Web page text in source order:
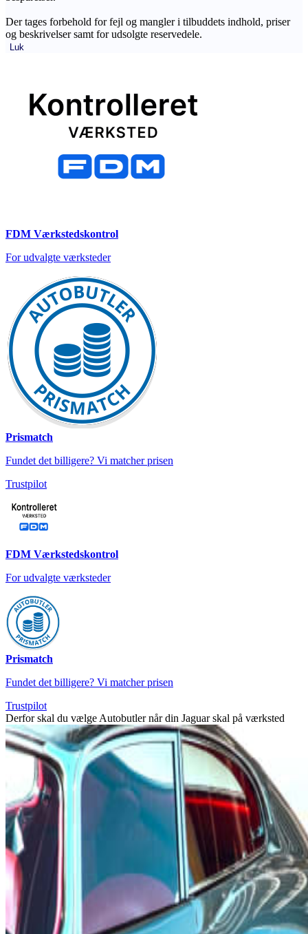
Der tages forbehold for fejl og mangler i tilbuddets indhold, priser
og beskrivelser samt for udsolgte reservedele.
Luk
FDM Værkstedskontrol
For udvalgte værksteder
Prismatch
Fundet det billigere? Vi matcher prisen
Trustpilot
FDM Værkstedskontrol
For udvalgte værksteder
Prismatch
Fundet det billigere? Vi matcher prisen
Trustpilot
Derfor skal du vælge Autobutler når din Jaguar skal på værksted